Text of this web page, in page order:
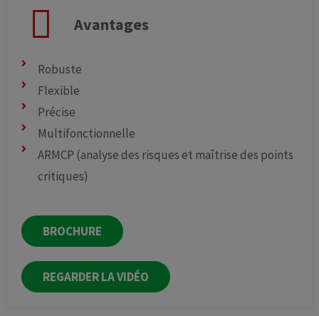
Avantages
Robuste
Flexible
Précise
Multifonctionnelle
ARMCP (analyse des risques et maîtrise des points
critiques)
BROCHURE
REGARDER LA VIDÉO